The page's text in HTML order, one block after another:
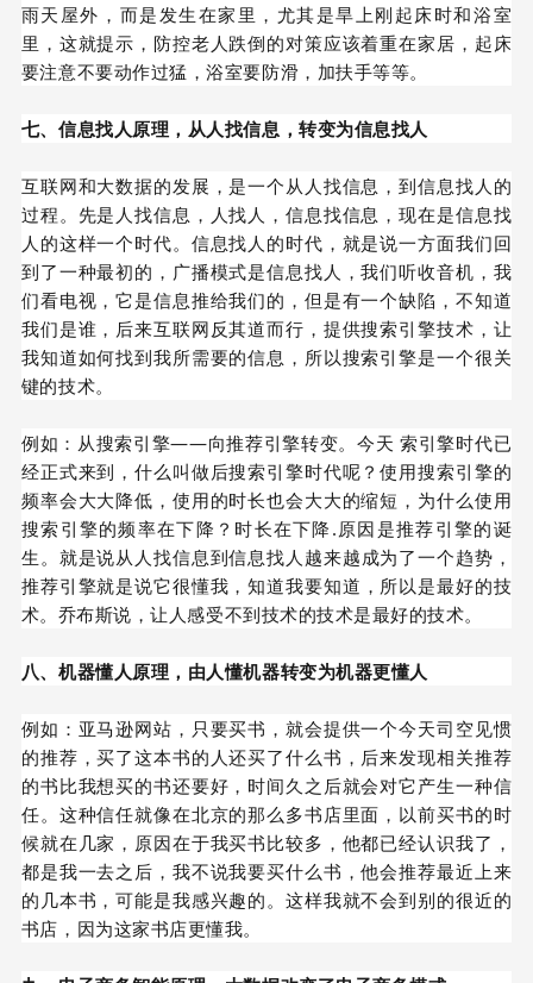
雨天屋外，而是发生在家里，尤其是旱上刚起床时和浴室
里，这就提示，防控老人跌倒的对策应该着重在家居，起床
要注意不要动作过猛，浴室要防滑，加扶手等等。
七、信息找人原理，从人找信息，转变为信息找人
互联网和大数据的发展，是一个从人找信息，到信息找人的
过程。先是人找信息，人找人，信息找信息，现在是信息找
人的这样一个时代。信息找人的时代，就是说一方面我们回
到了一种最初的，广播模式是信息找人，我们听收音机，我
们看电视，它是信息推给我们的，但是有一个缺陷，不知道
我们是谁，后来互联网反其道而行，提供搜索引擎技术，让
我知道如何找到我所需要的信息，所以搜索引擎是一个很关
键的技术。
例如：从搜索引擎——向推荐引擎转变。今天 索引擎时代已
经正式来到，什么叫做后搜索引擎时代呢？使用搜索引擎的
频率会大大降低，使用的时长也会大大的缩短，为什么使用
搜索引擎的频率在下降？时长在下降.原因是推荐引擎的诞
生。就是说从人找信息到信息找人越来越成为了一个趋势，
推荐引擎就是说它很懂我，知道我要知道，所以是最好的技
术。乔布斯说，让人感受不到技术的技术是最好的技术。
八、机器懂人原理，由人懂机器转变为机器更懂人
例如：亚马逊网站，只要买书，就会提供一个今天司空见惯
的推荐，买了这本书的人还买了什么书，后来发现相关推荐
的书比我想买的书还要好，时间久之后就会对它产生一种信
任。这种信任就像在北京的那么多书店里面，以前买书的时
候就在几家，原因在于我买书比较多，他都已经认识我了，
都是我一去之后，我不说我要买什么书，他会推荐最近上来
的几本书，可能是我感兴趣的。这样我就不会到别的很近的
书店，因为这家书店更懂我。